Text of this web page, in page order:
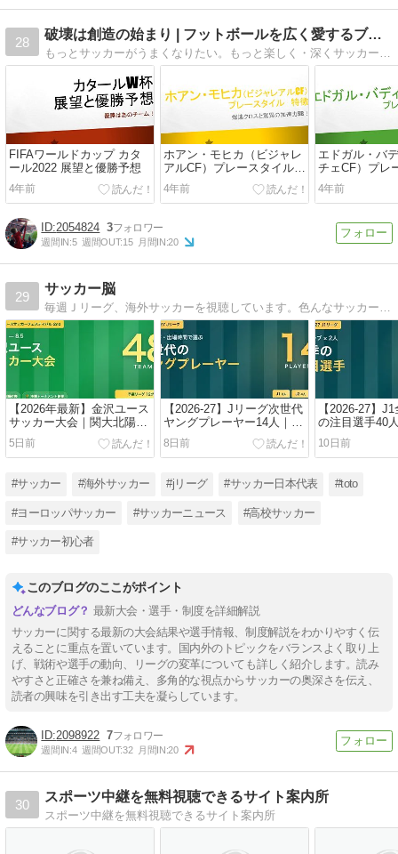
28
破壊は創造の始まり | フットボールを広く愛するブログ
FIFAワールドカップ カタ
ール2022 展望と優勝予想
4年前
ホアン・モヒカ（ビジャレ
アルCF）プレースタイル
特徴
4年前
エドガル・バ
チェCF）プレ
特徴
4年前
2054824 3
週間IN:5 週間OUT:15 月間IN:20
29
サッカー脳
【2026年最新】金沢ユース
サッカー大会｜関大北陽が
優勝！48チームの予選リー
グ順位表・決勝トーナメン
ト全結果
5日前
【2026-27】Jリーグ次世代
ヤングプレーヤー14人｜
J1・J2・J3で出場を掴んだ
若手を紹介
8日前
【2026-27】
の注目選手40
2人ずつ紹介
10日前
#サッカー #海外サッカー #jリーグ #サッカー日本代表 #toto
#ヨーロッパサッカー #サッカーニュース #高校サッカー
#サッカー初心者
このブログのここがポイント
最新大会・選手・制度を詳細解説
サッカーに関する最新の大会結果や選手情報、制度解説をわかりやすく伝
えることに重点を置いています。国内外のトピックをバランスよく取り上
げ、戦術や選手の動向、リーグの変革についても詳しく紹介します。読み
やすさと正確さを兼ね備え、多角的な視点からサッカーの奥深さを伝え、
読者の興味を引き出す工夫を凝らしています。
2098922 7
週間IN:4 週間OUT:32 月間IN:20
30
スポーツ中継を無料視聴できるサイト案内所
スポーツ中継を無料視聴できるサイト案内所